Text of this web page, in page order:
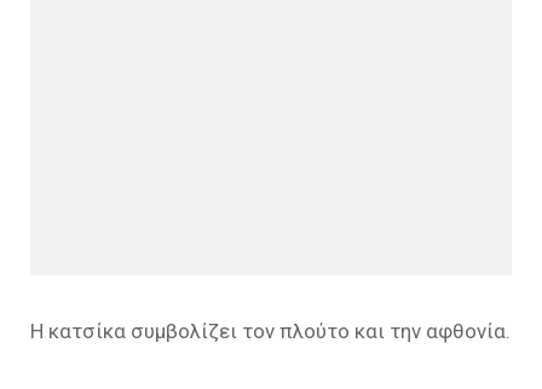
Η κατσίκα συμβολίζει τον πλούτο και την αφθονία.